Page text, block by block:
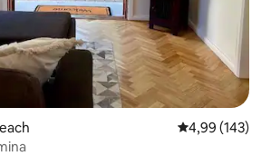
4,99 av 5 i
4,99 (143)